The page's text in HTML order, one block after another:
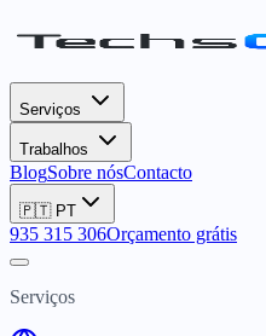
Serviços
Trabalhos
BlogSobre nósContacto
🇵🇹 PT
935 315 306Orçamento grátis
Serviços